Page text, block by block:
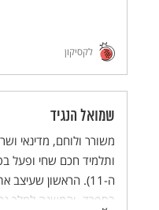
לקסיקון
שמואל הנגיד
משורר ולוחם, מדינאי
ותלמיד חכם שחי ופעל
ה-11). הראשון
בספרד, והמשנה למלך